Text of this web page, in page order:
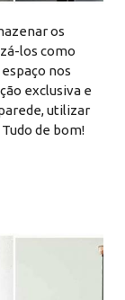
os
los como
nos
exclusiva e
utilizar
de bom!